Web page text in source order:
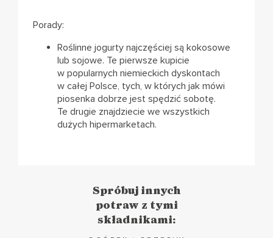
Porady:
Roślinne jogurty najczęściej są kokosowe
lub sojowe. Te pierwsze kupicie
w popularnych niemieckich dyskontach
w całej Polsce, tych, w których jak mówi
piosenka dobrze jest spędzić sobotę.
Te drugie znajdziecie we wszystkich
dużych hipermarketach.
Spróbuj innych
potraw z tymi
składnikami: